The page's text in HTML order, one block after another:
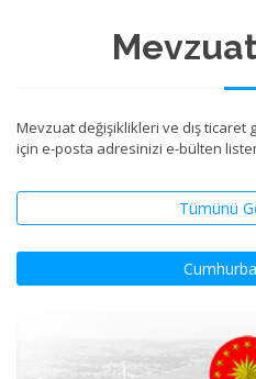
Mevzuat değişiklikleri ve dış
için e-posta adresinizi e-bülten
Tümünü